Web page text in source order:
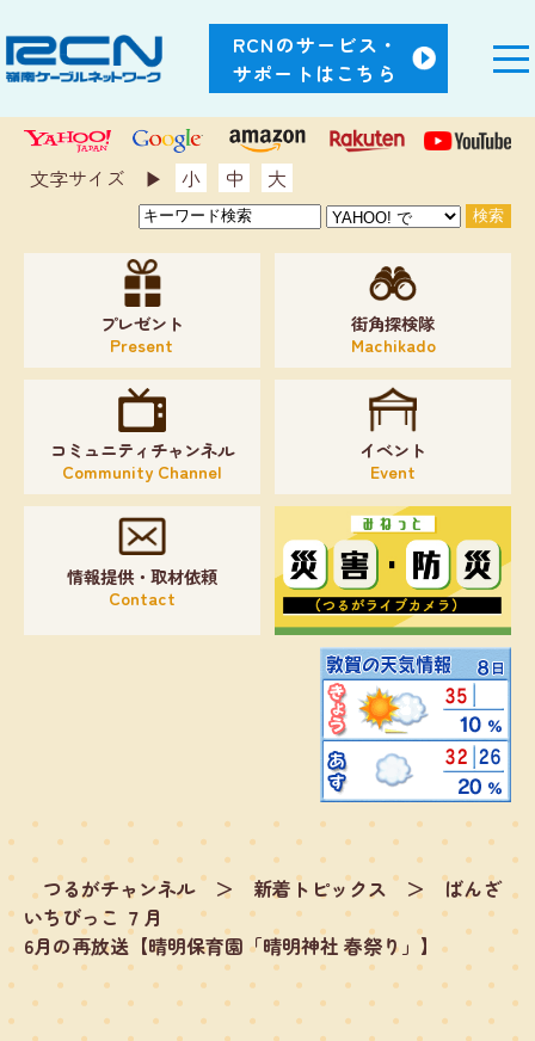
RCNのサービス・
サポートはこちら
文字サイズ ▶︎ 小 中 大
プレゼント
Present
街角探検隊
Machikado
コミュニティチャンネル
Community Channel
イベント
Event
情報提供・取材依頼
Contact
つるがチャンネル ＞ 新着トピックス ＞
ばんざ
いちびっこ ７月
6月の再放送【晴明保育園「晴明神社 春祭り」】